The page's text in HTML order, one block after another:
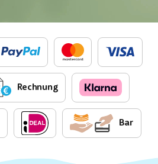
Rechnung
Bar